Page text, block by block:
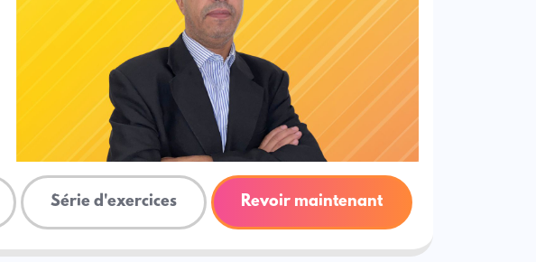
Série d'exercices Revoir maintenant